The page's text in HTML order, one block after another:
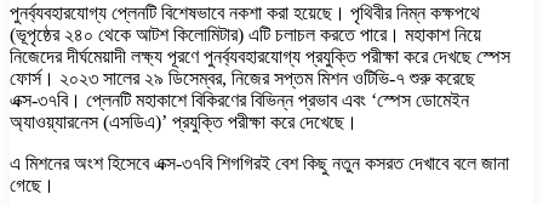
পুনর্ব্যবহারযোগ্য প্লেনটি বিশেষভাবে নকশা করা হয়েছে। পৃথিবীর নিম্ন কক্ষপথে
(ভূপৃষ্ঠের ২৪০ থেকে আটশ কিলোমিটার) এটি চলাচল করতে পারে। মহাকাশ নিয়ে
নিজেদের দীর্ঘমেয়াদী লক্ষ্য পূরণে পুনর্ব্যবহারযোগ্য প্রযুক্তি পরীক্ষা করে দেখছে স্পেস
ফোর্স। ২০২৩ সালের ২৯ ডিসেম্বর, নিজের সপ্তম মিশন ওটিভি-৭ শুরু করেছে
এক্স-৩৭বি। প্লেনটি মহাকাশে বিকিরণের বিভিন্ন প্রভাব এবং ‘স্পেস ডোমেইন
অ্যাওয়্যারনেস (এসডিএ)’ প্রযুক্তি পরীক্ষা করে দেখেছে।
এ মিশনের অংশ হিসেবে এক্স-৩৭বি শিগগিরই বেশ কিছু নতুন কসরত দেখাবে বলে জানা
গেছে।